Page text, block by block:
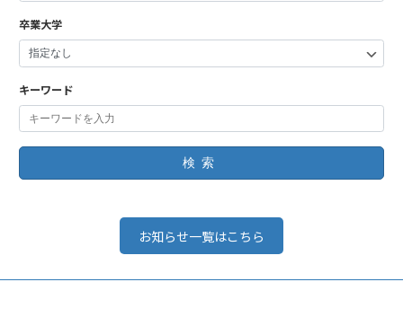
卒業大学
キーワード
検索
お知らせ一覧はこちら